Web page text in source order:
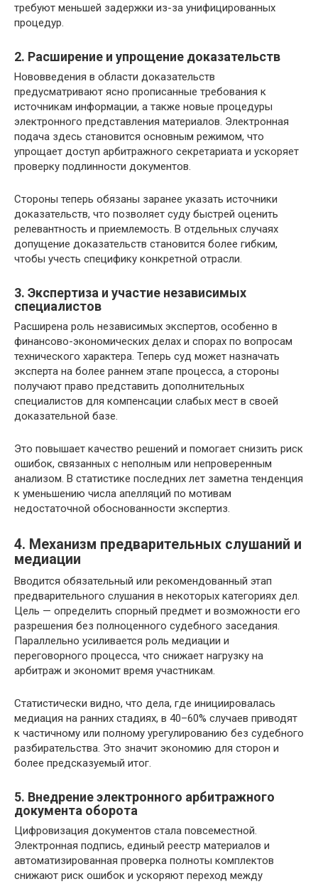
требуют меньшей задержки из-за унифицированных
процедур.
2. Расширение и упрощение доказательств
Нововведения в области доказательств
предусматривают ясно прописанные требования к
источникам информации, а также новые процедуры
электронного представления материалов. Электронная
подача здесь становится основным режимом, что
упрощает доступ арбитражного секретариата и ускоряет
проверку подлинности документов.
Стороны теперь обязаны заранее указать источники
доказательств, что позволяет суду быстрей оценить
релевантность и приемлемость. В отдельных случаях
допущение доказательств становится более гибким,
чтобы учесть специфику конкретной отрасли.
3. Экспертиза и участие независимых
специалистов
Расширена роль независимых экспертов, особенно в
финансово-экономических делах и спорах по вопросам
технического характера. Теперь суд может назначать
эксперта на более раннем этапе процесса, а стороны
получают право представить дополнительных
специалистов для компенсации слабых мест в своей
доказательной базе.
Это повышает качество решений и помогает снизить риск
ошибок, связанных с неполным или непроверенным
анализом. В статистике последних лет заметна тенденция
к уменьшению числа апелляций по мотивам
недостаточной обоснованности экспертиз.
4. Механизм предварительных слушаний и
медиации
Вводится обязательный или рекомендованный этап
предварительного слушания в некоторых категориях дел.
Цель — определить спорный предмет и возможности его
разрешения без полноценного судебного заседания.
Параллельно усиливается роль медиации и
переговорного процесса, что снижает нагрузку на
арбитраж и экономит время участникам.
Статистически видно, что дела, где инициировалась
медиация на ранних стадиях, в 40–60% случаев приводят
к частичному или полному урегулированию без судебного
разбирательства. Это значит экономию для сторон и
более предсказуемый итог.
5. Внедрение электронного арбитражного
документа оборота
Цифровизация документов стала повсеместной.
Электронная подпись, единый реестр материалов и
автоматизированная проверка полноты комплектов
снижают риск ошибок и ускоряют переход между